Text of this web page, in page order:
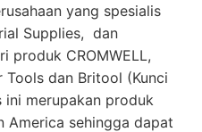
yang spesialis
Supplies, dan
produk CROMWELL,
Tools dan Britool (Kunci
ini merupakan produk
America sehingga dapat